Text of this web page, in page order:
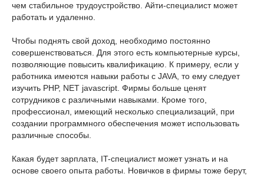
чем стабильное трудоустройство. Айти-специалист может
работать и удаленно.
Чтобы поднять свой доход, необходимо постоянно
совершенствоваться. Для этого есть компьютерные курсы,
позволяющие повысить квалификацию. К примеру, если у
работника имеются навыки работы с JAVA, то ему следует
изучить PHP, NET javascript. Фирмы больше ценят
сотрудников с различными навыками. Кроме того,
профессионал, имеющий несколько специализаций, при
создании программного обеспечения может использовать
различные способы.
Какая будет зарплата, IT-специалист может узнать и на
основе своего опыта работы. Новичков в фирмы тоже берут,